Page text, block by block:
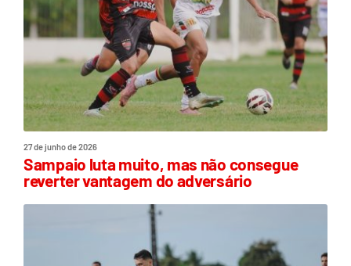
27 de junho de 2026
Sampaio luta muito, mas não consegue
reverter vantagem do adversário